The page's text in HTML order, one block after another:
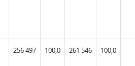
256 497 100,0 261 546 100,0